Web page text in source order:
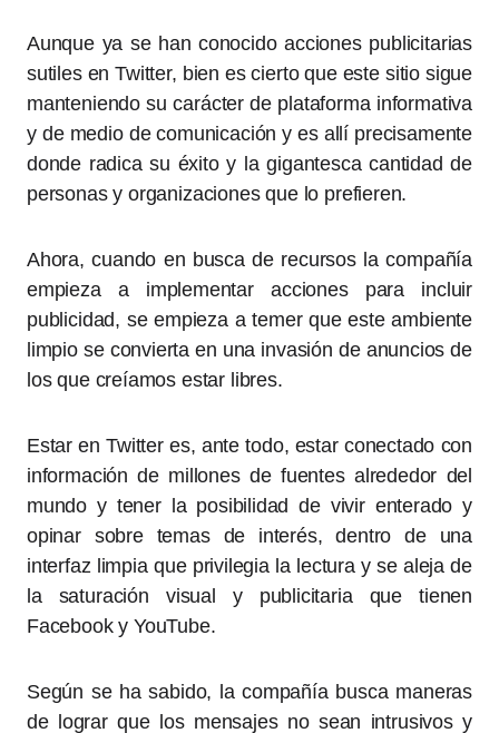
Aunque ya se han conocido acciones publicitarias
sutiles en Twitter, bien es cierto que este sitio sigue
manteniendo su carácter de plataforma informativa
y de medio de comunicación y es allí precisamente
donde radica su éxito y la gigantesca cantidad de
personas y organizaciones que lo prefieren.
Ahora, cuando en busca de recursos la compañía
empieza a implementar acciones para incluir
publicidad, se empieza a temer que este ambiente
limpio se convierta en una invasión de anuncios de
los que creíamos estar libres.
Estar en Twitter es, ante todo, estar conectado con
información de millones de fuentes alrededor del
mundo y tener la posibilidad de vivir enterado y
opinar sobre temas de interés, dentro de una
interfaz limpia que privilegia la lectura y se aleja de
la saturación visual y publicitaria que tienen
Facebook y YouTube.
Según se ha sabido, la compañía busca maneras
de lograr que los mensajes no sean intrusivos y